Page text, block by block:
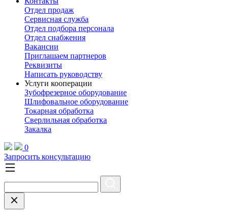
Отдел продаж
Сервисная служба
Отдел подбора персонала
Отдел снабжения
Вакансии
Приглашаем партнеров
Реквизиты
Написать руководству
Услуги кооперации
Зубофрезерное оборудование
Шлифовальное оборудование
Токарная обработка
Cверлильная обработка
Закалка
0
Запросить консультацию